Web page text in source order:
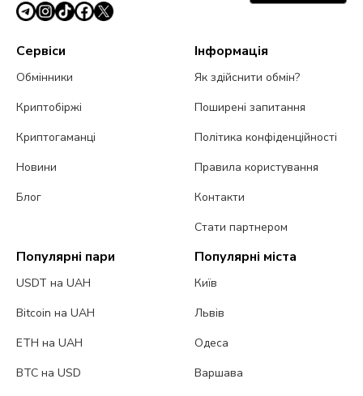
Сервіси
Обмінники
Криптобіржі
Криптогаманці
Новини
Блог
Інформація
Як здійснити обмін?
Поширені запитання
Політика конфіденційності
Правила користування
Контакти
Стати партнером
Популярні пари
USDT на UAH
Bitcoin на UAH
ETH на UAH
BTC на USD
Популярні міста
Київ
Львів
Одеса
Варшава